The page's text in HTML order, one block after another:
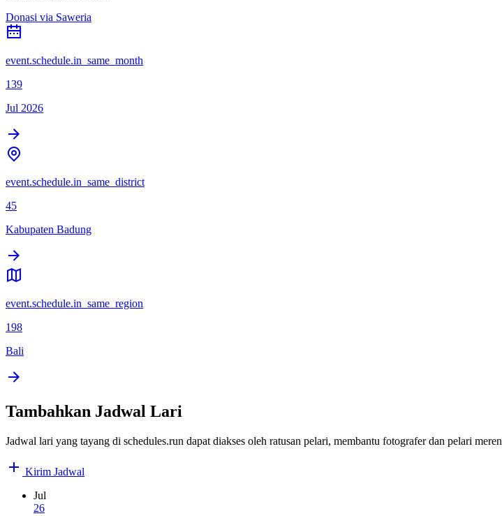
Donasi via Saweria
event.schedule.in_same_month
139
Jul 2026
event.schedule.in_same_district
45
Kabupaten Badung
event.schedule.in_same_region
198
Bali
Tambahkan Jadwal Lari
Jadwal lari yang tayang di schedules.run dapat diakses oleh ratusan pelari, membantu fotografer dan pelari
Kirim Jadwal
Jul
26